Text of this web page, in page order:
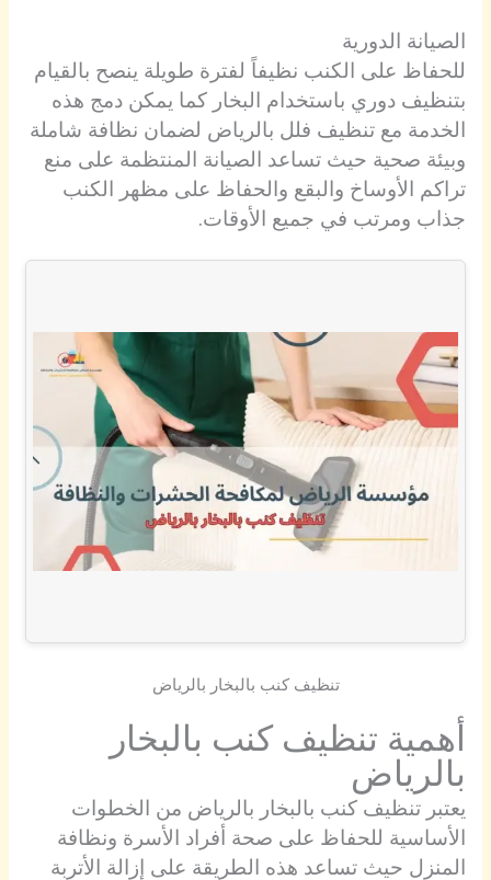
الصيانة الدورية
للحفاظ على الكنب نظيفاً لفترة طويلة ينصح بالقيام
بتنظيف دوري باستخدام البخار كما يمكن دمج هذه
الخدمة مع تنظيف فلل بالرياض لضمان نظافة شاملة
وبيئة صحية حيث تساعد الصيانة المنتظمة على منع
تراكم الأوساخ والبقع والحفاظ على مظهر الكنب
جذاب ومرتب في جميع الأوقات.
تنظيف كنب بالبخار بالرياض
أهمية تنظيف كنب بالبخار
بالرياض
يعتبر تنظيف كنب بالبخار بالرياض من الخطوات
الأساسية للحفاظ على صحة أفراد الأسرة ونظافة
المنزل حيث تساعد هذه الطريقة على إزالة الأتربة